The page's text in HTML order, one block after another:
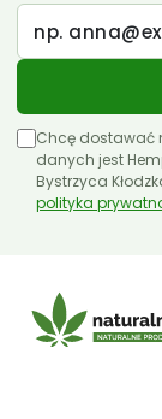
Chcę dostawać
danych jest
Bystrzyca
polityka